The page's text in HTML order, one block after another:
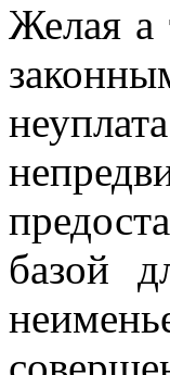
Желая а
базой